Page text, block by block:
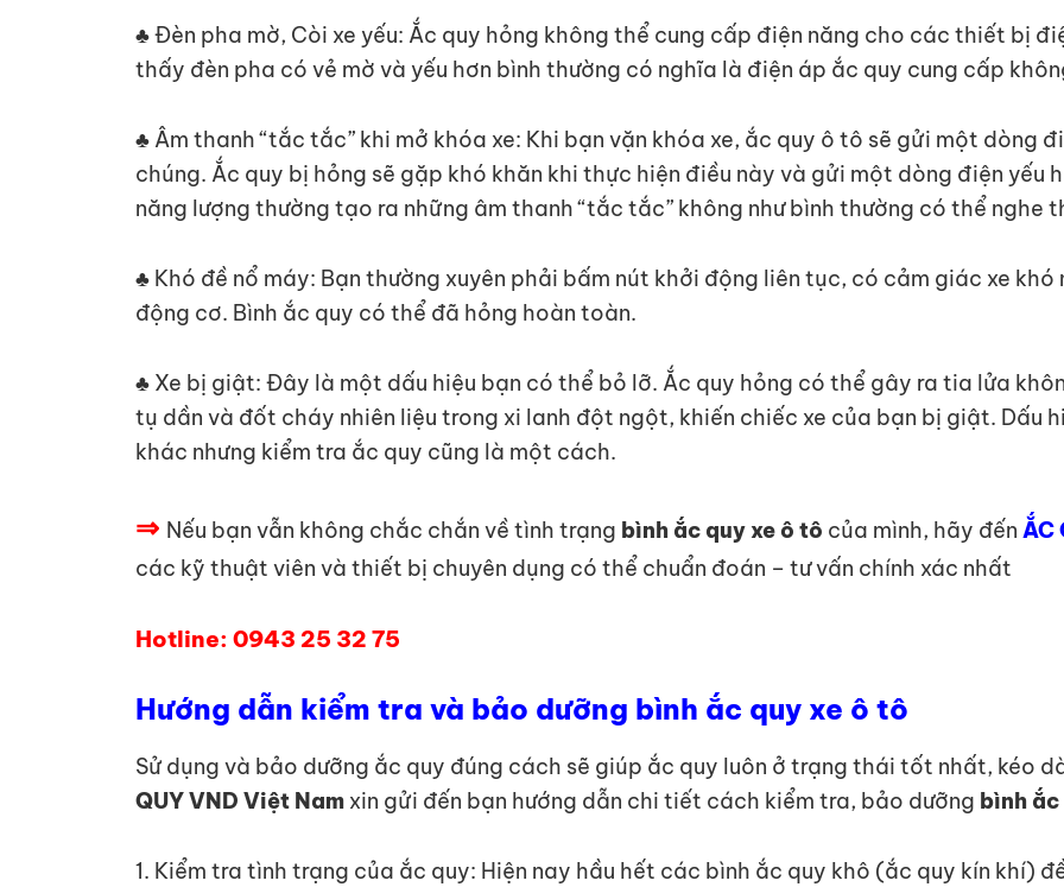
♣ Đèn pha mờ, Còi xe yếu: Ắc quy hỏng không thể cung cấp điện năng cho các thiết bị
thấy đèn pha có vẻ mờ và yếu hơn bình thường có nghĩa là điện áp ắc quy cung cấp
♣ Âm thanh “tắc tắc” khi mở khóa xe: Khi bạn vặn khóa xe, ắc quy ô tô sẽ gửi một dòng
chúng. Ắc quy bị hỏng sẽ gặp khó khăn khi thực hiện điều này và gửi một dòng điện yếu
năng lượng thường tạo ra những âm thanh “tắc tắc” không như bình thường có thể nghe
♣ Khó đề nổ máy: Bạn thường xuyên phải bấm nút khởi động liên tục, có cảm giác xe
động cơ. Bình ắc quy có thể đã hỏng hoàn toàn.
♣ Xe bị giật: Đây là một dấu hiệu bạn có thể bỏ lỡ. Ắc quy hỏng có thể gây ra tia lửa
tụ dần và đốt cháy nhiên liệu trong xi lanh đột ngột, khiến chiếc xe của bạn bị giật. Dấu
khác nhưng kiểm tra ắc quy cũng là một cách.
⇒ Nếu bạn vẫn không chắc chắn về tình trạng bình ắc quy xe ô tô của mình, hãy đến ẮC
các kỹ thuật viên và thiết bị chuyên dụng có thể chuẩn đoán – tư vấn chính xác nhất
Hotline: 0943 25 32 75
Hướng dẫn kiểm tra và bảo dưỡng bình ắc quy xe ô tô
Sử dụng và bảo dưỡng ắc quy đúng cách sẽ giúp ắc quy luôn ở trạng thái tốt nhất, kéo
QUY VND Việt Nam xin gửi đến bạn hướng dẫn chi tiết cách kiểm tra, bảo dưỡng bình
1. Kiểm tra tình trạng của ắc quy: Hiện nay hầu hết các bình ắc quy khô (ắc quy kín khí)